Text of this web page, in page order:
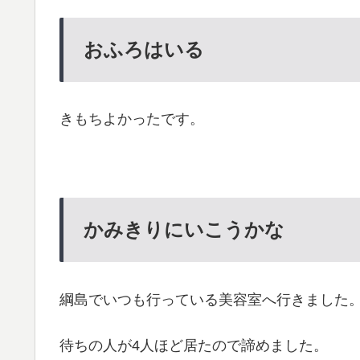
おふろはいる
きもちよかったです。
かみきりにいこうかな
綱島でいつも行っている美容室へ行きました
待ちの人が4人ほど居たので諦めました。